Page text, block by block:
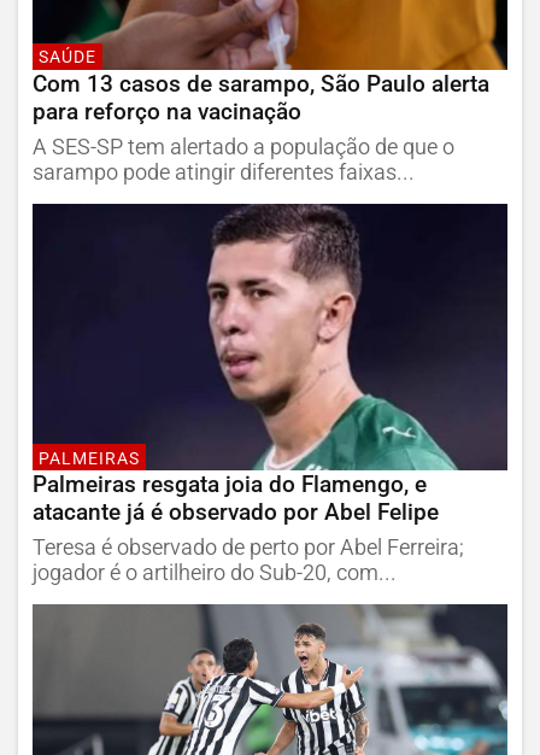
SAÚDE
Com 13 casos de sarampo, São Paulo alerta
para reforço na vacinação
A SES-SP tem alertado a população de que o
sarampo pode atingir diferentes faixas...
PALMEIRAS
Palmeiras resgata joia do Flamengo, e
atacante já é observado por Abel Felipe
Teresa é observado de perto por Abel Ferreira;
jogador é o artilheiro do Sub-20, com...